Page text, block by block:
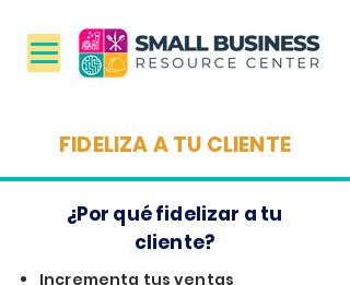
FIDELIZA A TU CLIENTE
¿Por qué fidelizar a tu
cliente?
Incrementa tus ventas